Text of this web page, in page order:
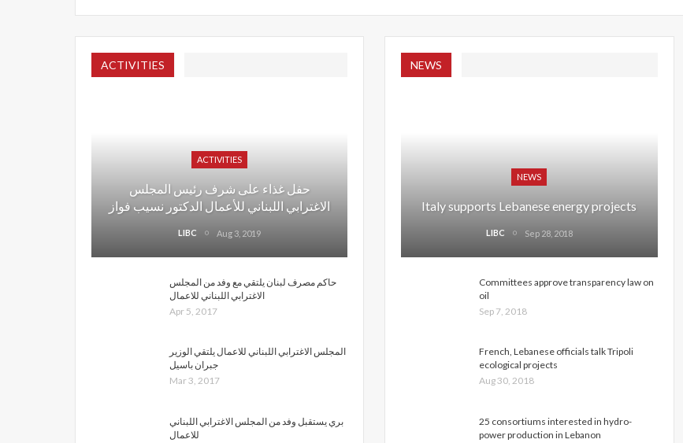
ACTIVITIES
ACTIVITIES
حفل غذاء على شرف رئيس المجلس
الاغترابي اللبناني للأعمال الدكتور نسيب فواز
LIBC Aug 3, 2019
حاكم مصرف لبنان يلتقي مع وفد من المجلس
الاغترابي اللبناني للاعمال
Apr 5, 2017
المجلس الاغترابي اللبناني للاعمال يلتقي الوزير
جبران باسيل
Mar 3, 2017
بري يستقبل وفد من المجلس الاغترابي اللبناني
للاعمال
NEWS
NEWS
Italy supports Lebanese energy projects
LIBC Sep 28, 2018
Committees approve transparency law on
oil
Sep 7, 2018
French, Lebanese officials talk Tripoli
ecological projects
Aug 30, 2018
25 consortiums interested in hydro-
power production in Lebanon